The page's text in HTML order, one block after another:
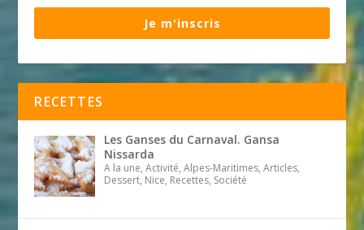
Je m'inscris
RECETTES
Les Ganses du Carnaval. Gansa
Nissarda
A la une, Activité, Alpes-Maritimes, Articles,
Dessert, Nice, Recettes, Société